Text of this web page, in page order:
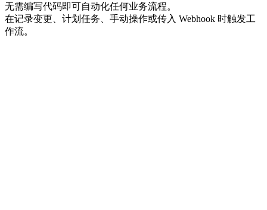
无需编写代码即可自动化任何业务流程。
在记录变更、计划任务、手动操作或传入 Webhook 时触发工
作流。